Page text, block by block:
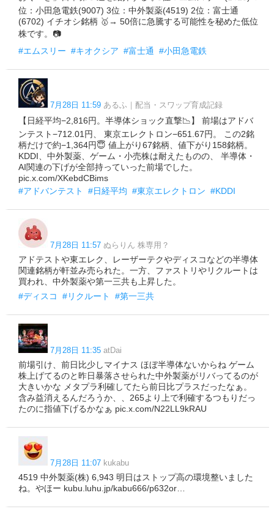
位：小田急電鉄(9007) 3位：中外製薬(4519) 2位：富士通
(6702) イチオシ銘柄 🥇→ 50倍に急騰する可能性を秘めた低位
株です。📷
#エムスリー #キオクシア #富士通 #小田急電鉄
7月28日 11:59 あるふ｜配当・スワップ育成記録
【日経平均−2,816円。半導体ショック直撃📉】 前場はアドバ
ンテスト−712.01円、 東京エレクトロン−651.67円。 この2銘
柄だけで約−1,364円😇 値上がり67銘柄、値下がり158銘柄。
KDDI、中外製薬、ゲーム・小売株は耐えたものの、 半導体・
AI関連の下げが全部持っていった前場でした。
pic.x.com/XKebdCBims
#アドバンテスト
#日経平均 #東京エレクトロン #KDDI
7月28日 11:57 ぬらりん 株専用？
アドテストや東エレク、レーザーテクやディスコなどの半導体
関連銘柄が軒並み売られた。一方、ファストリやリクルートは
買われ、中外製薬や第一三共も上昇した。
#ディスコ
#リクルート #第一三共
7月28日 11:35 atDai
前場引け、前日比少しマイナス ほぼ半導体ないからね ゲーム
株上げてるのと昨日暴落させられた中外製薬がリバってるのが
大きいかな メタプラ利確してたら前日比プラスだったなぁ。
含み益消えるんだろうか、、265より上で利確するつもりだっ
たのに指値下げるかなぁ pic.x.com/N22LL9kRAU
7月28日 11:07 kukabu
4519 中外製薬(株) 6,943 明日はストップ高の環境整いました
ね。やほー kubu.luhu.jp/kabu666/p632or…